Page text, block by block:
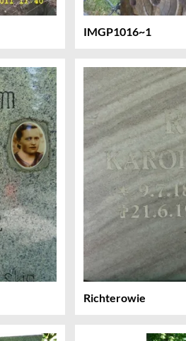
IMGP1016~1
Richterowie